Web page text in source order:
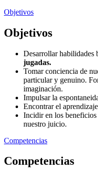
Objetivos
Objetivos
Desarrollar habilidades
jugadas.
Tomar conciencia de
particular y genuino.
imaginación.
Impulsar la
Encontrar el
Incidir en los
nuestro juicio.
Competencias
Competencias